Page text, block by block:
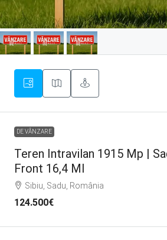
DE VÂNZARE
Teren Intravilan 1915 Mp |
Front 16,4 Ml
Sibiu, Sadu, România
124.500€